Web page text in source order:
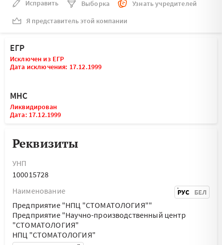
Франция
Финляндия
Швеция
Мальта
Исправить Выборка
Узнать учредителей
Я представитель этой компании
ЕГР
Исключен из ЕГР
Дата исключения: 17.12.1999
МНС
Ликвидирован
Дата: 17.12.1999
Реквизиты
УНП
100015728
Наименование
РУС БЕЛ
Предприятие "НПЦ "СТОМАТОЛОГИЯ""
Предприятие "Научно-производственный центр
"СТОМАТОЛОГИЯ"
НПЦ "СТОМАТОЛОГИЯ"